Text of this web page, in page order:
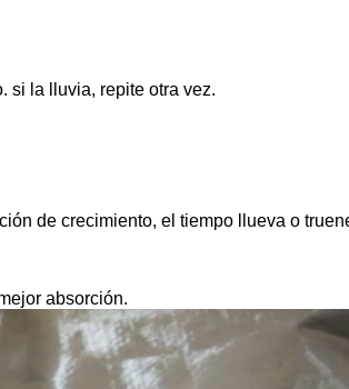
si la lluvia, repite otra vez.
de crecimiento, el tiempo llueva o
absorción.